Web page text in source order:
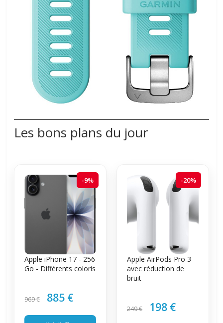
Les bons plans du jour
-9%
Apple iPhone 17 - 256
Go - Différents coloris
969 € 885 €
-20%
Apple AirPods Pro 3
avec réduction de
bruit
249 € 198 €